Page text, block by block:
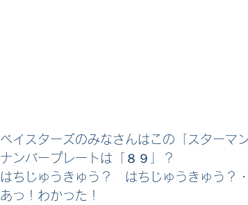
ベイスターズのみなさんはこの「スターマ
ナンバープレートは「８９」？
はちじゅうきゅう？　はちじゅうきゅう？
あっ！わかった！